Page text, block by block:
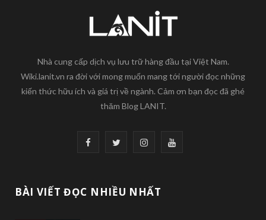
Nhà cung cấp dịch vụ lưu trữ hàng đầu tại Việt Nam.
Wiki.lanit.vn ra đời với mong muốn mang tới người đọc những
kiến thức hữu ích và giá trị về ngành. Cảm ơn bạn đọc đã ghé
thăm Blog LANIT.
c
T
i
I
s
Y
BÀI VIẾT ĐỌC NHIỀU NHẤT